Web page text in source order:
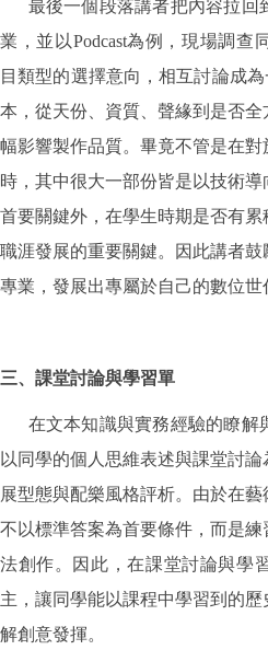
最後一個段落講者把內容拉回
業，並以Podcast為例，現場調查
目類型的選擇意向，相互討論成為
本，從天份、資質、聲緣到是否
幅影響製作品質。畢竟不管是在
時，其中很大一部份皆是以技術
首要關鍵外，在學生時期是否有
職涯發展的重要關鍵。因此講者
專業，發展出專屬於自己的數位世
三、課堂討論與學習單
在文本知識與實務經驗的瞭解
以同學的個人思維表述與課堂討
展型態與配樂風格評析。由於在
不以標準答案為首要條件，而是
法創作。因此，在課堂討論與學
主，讓同學能以課程中學習到的
解創意發揮。